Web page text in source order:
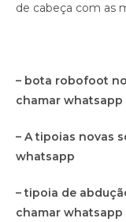
de cabeça com as
– bota robofoot
chamar whatsapp
– A tipoias novas
whatsapp
– tipoia de
chamar whatsapp